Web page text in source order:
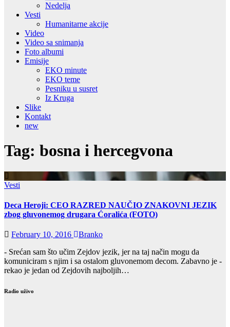
Nedelja
Vesti
Humanitarne akcije
Video
Video sa snimanja
Foto albumi
Emisije
EKO minute
EKO teme
Pesniku u susret
Iz Kruga
Slike
Kontakt
new
Tag: bosna i hercegvona
Vesti
Deca Heroji: CEO RAZRED NAUČIO ZNAKOVNI JEZIK
zbog gluvonemog drugara Ćoralića (FOTO)
February 10, 2016
Branko
- Srećan sam što učim Zejdov jezik, jer na taj način mogu da
komuniciram s njim i sa ostalom gluvonemom decom. Zabavno je -
rekao je jedan od Zejdovih najboljih…
Radio uživo